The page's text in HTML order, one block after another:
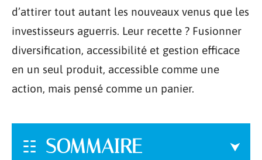
d’attirer tout autant les nouveaux venus que les
investisseurs aguerris. Leur recette ? Fusionner
diversification, accessibilité et gestion efficace
en un seul produit, accessible comme une
action, mais pensé comme un panier.
SOMMAIRE